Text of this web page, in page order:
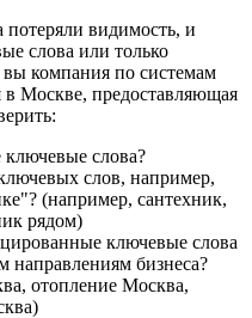
потеряли видимость, и
слова или только
компания по системам
Москве, предоставляющая
слова?
слов, например,
(например, сантехник,
рядом)
ключевые слова
направлениям бизнеса?
отопление Москва,